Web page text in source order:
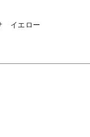
イエロー